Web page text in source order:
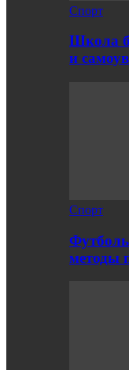
Спорт
Школа
и
Спорт
методы